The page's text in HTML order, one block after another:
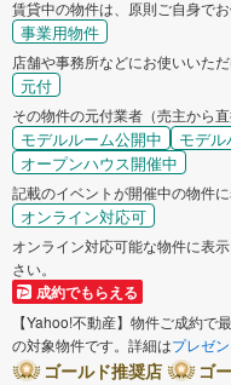
賃貸中の物件は、原則ご自身で
事業用物件
店舗や事務所などにお使いいた
元付
その物件の元付業者（売主から
モデルルーム公開中 モデ
オープンハウス開催中
記載のイベントが開催中の物件に
オンライン対応可
オンライン対応可能な物件に表
さい。
成約でもらえる
【Yahoo!不動産】物件ご成約で
の対象物件です。詳細はプレゼ
ゴールド推奨店
ゴ